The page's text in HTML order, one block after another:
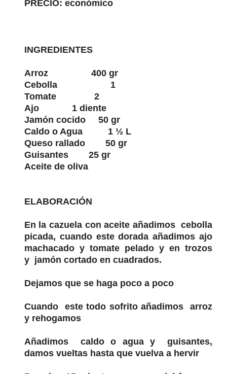
PRECIO: económico
INGREDIENTES
Arroz 400 gr
Cebolla 1
Tomate 2
Ajo 1 diente
Jamón cocido 50 gr
Caldo o Agua 1 ½ L
Queso rallado 50 gr
Guisantes 25 gr
Aceite de oliva
ELABORACIÓN
En la cazuela con aceite añadimos cebolla
picada, cuando este dorada añadimos ajo
machacado y tomate pelado y en trozos
y jamón cortado en cuadrados.
Dejamos que se haga poco a poco
Cuando este todo sofrito añadimos arroz
y rehogamos
Añadimos caldo o agua y guisantes,
damos vueltas hasta que vuelva a hervir